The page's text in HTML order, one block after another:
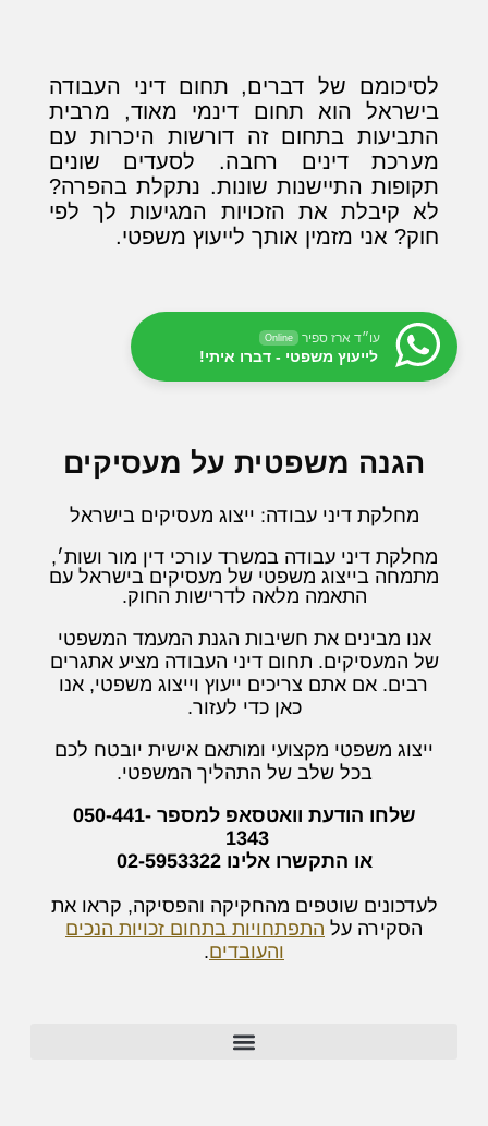
לסיכומם של דברים, תחום דיני העבודה
בישראל הוא תחום דינמי מאוד, מרבית
התביעות בתחום זה דורשות היכרות עם
מערכת דינים רחבה. לסעדים שונים
תקופות התיישנות שונות. נתקלת בהפרה?
לא קיבלת את הזכויות המגיעות לך לפי
חוק? אני מזמין אותך לייעוץ משפטי.
עו״ד ארז ספיר Online
לייעוץ משפטי - דברו איתי!
הגנה משפטית על מעסיקים
מחלקת דיני עבודה: ייצוג מעסיקים בישראל
מחלקת דיני עבודה במשרד עורכי דין מור ושות׳,
מתמחה בייצוג משפטי של מעסיקים בישראל עם
התאמה מלאה לדרישות החוק.
אנו מבינים את חשיבות הגנת המעמד המשפטי
של המעסיקים. תחום דיני העבודה מציע אתגרים
רבים. אם אתם צריכים ייעוץ וייצוג משפטי, אנו
כאן כדי לעזור.
ייצוג משפטי מקצועי ומותאם אישית יובטח לכם
בכל שלב של התהליך המשפטי.
שלחו הודעת וואטסאפ למספר 050-441-
1343
או התקשרו אלינו 02-5953322
לעדכונים שוטפים מהחקיקה והפסיקה, קראו את
הסקירה על התפתחויות בתחום זכויות הנכים
והעובדים.